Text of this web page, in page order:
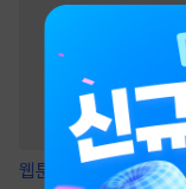
웹툰 열여덟의 침대